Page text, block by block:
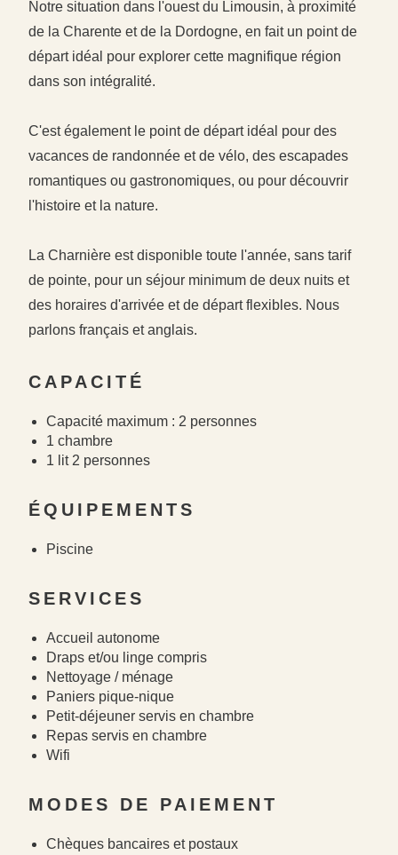
Notre situation dans l'ouest du Limousin, à proximité
de la Charente et de la Dordogne, en fait un point de
départ idéal pour explorer cette magnifique région
dans son intégralité.
C'est également le point de départ idéal pour des
vacances de randonnée et de vélo, des escapades
romantiques ou gastronomiques, ou pour découvrir
l'histoire et la nature.
La Charnière est disponible toute l'année, sans tarif
de pointe, pour un séjour minimum de deux nuits et
des horaires d'arrivée et de départ flexibles. Nous
parlons français et anglais.
CAPACITÉ
Capacité maximum : 2 personnes
1 chambre
1 lit 2 personnes
ÉQUIPEMENTS
Piscine
SERVICES
Accueil autonome
Draps et/ou linge compris
Nettoyage / ménage
Paniers pique-nique
Petit-déjeuner servis en chambre
Repas servis en chambre
Wifi
MODES DE PAIEMENT
Chèques bancaires et postaux